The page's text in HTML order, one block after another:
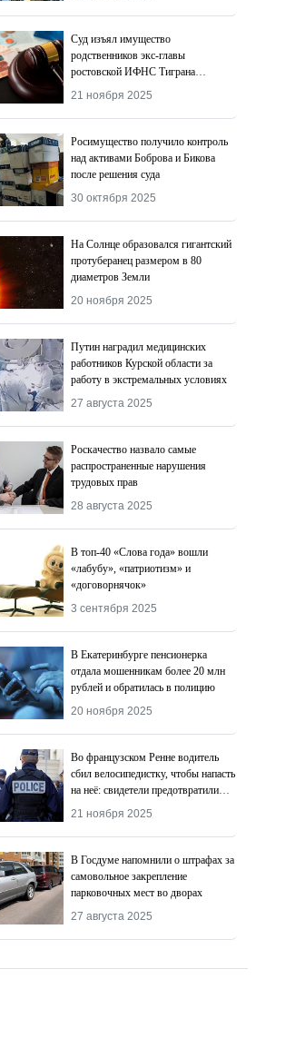
Суд изъял имущество
родственников экс-главы
ростовской ИФНС Тиграна
Додохяна
21 ноября 2025
Росимущество получило контроль
над активами Боброва и Бикова
после решения суда
30 октября 2025
На Солнце образовался гигантский
протуберанец размером в 80
диаметров Земли
20 ноября 2025
Путин наградил медицинских
работников Курской области за
работу в экстремальных условиях
27 августа 2025
Роскачество назвалo самые
распространенные нарушения
трудовых прав
28 августа 2025
В топ-40 «Слова года» вошли
«лабубу», «патриотизм» и
«договорнячок»
3 сентября 2025
В Екатеринбурге пенсионерка
отдала мошенникам более 20 млн
рублей и обратилась в полицию
20 ноября 2025
Во французском Ренне водитель
сбил велосипедистку, чтобы напасть
на неё: свидетели предотвратили
преступление
21 ноября 2025
В Госдуме напомнили о штрафах за
самовольное закрепление
парковочных мест во дворах
27 августа 2025